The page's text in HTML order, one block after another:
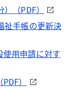
（PDF）
祉手帳の更新決
使用申請に対す
）